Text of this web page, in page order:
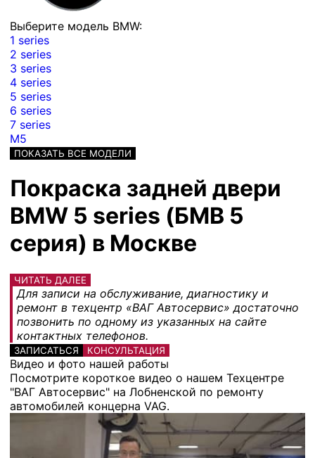
Выберите модель BMW:
1 series
2 series
3 series
4 series
5 series
6 series
7 series
M5
ПОКАЗАТЬ ВСЕ МОДЕЛИ
Покраска задней двери
BMW 5 series (БМВ 5
серия) в Москве
ЧИТАТЬ ДАЛЕЕ
Для записи на обслуживание, диагностику и
ремонт в техцентр «ВАГ Автосервис» достаточно
позвонить по одному из указанных на сайте
контактных телефонов.
ЗАПИСАТЬСЯ КОНСУЛЬТАЦИЯ
Видео и фото нашей работы
Посмотрите короткое видео о нашем Техцентре
"ВАГ Автосервис" на Лобненской по ремонту
автомобилей концерна VAG.